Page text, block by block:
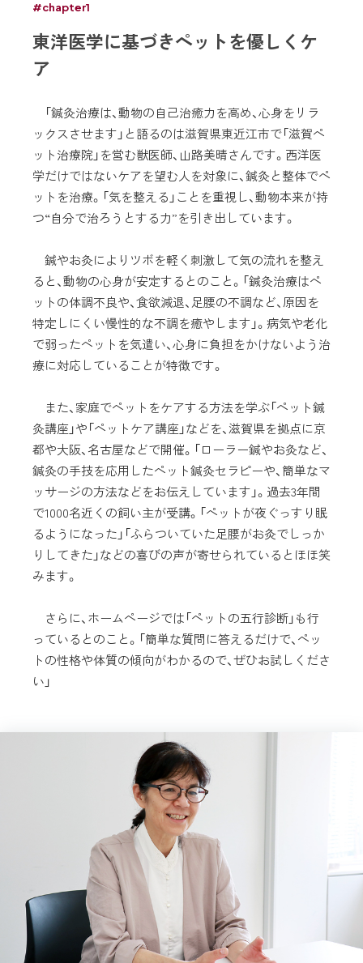
#chapter1
東洋医学に基づきペットを優しくケ
ア
「鍼灸治療は、動物の自己治癒力を高め、心身をリラ
ックスさせます」と語るのは滋賀県東近江市で「滋賀ペ
ット治療院」を営む獣医師、山路美晴さんです。西洋医
学だけではないケアを望む人を対象に、鍼灸と整体でペ
ットを治療。「気を整える」ことを重視し、動物本来が持
つ“自分で治ろうとする力”を引き出しています。
鍼やお灸によりツボを軽く刺激して気の流れを整え
ると、動物の心身が安定するとのこと。「鍼灸治療はペ
ットの体調不良や、食欲減退、足腰の不調など、原因を
特定しにくい慢性的な不調を癒やします」。病気や老化
で弱ったペットを気遣い、心身に負担をかけないよう治
療に対応していることが特徴です。
また、家庭でペットをケアする方法を学ぶ「ペット鍼
灸講座」や「ペットケア講座」などを、滋賀県を拠点に京
都や大阪、名古屋などで開催。「ローラー鍼やお灸など、
鍼灸の手技を応用したペット鍼灸セラピーや、簡単なマ
ッサージの方法などをお伝えしています」。過去3年間
で1000名近くの飼い主が受講。「ペットが夜ぐっすり眠
るようになった」「ふらついていた足腰がお灸でしっか
りしてきた」などの喜びの声が寄せられているとほほ笑
みます。
さらに、ホームページでは「ペットの五行診断」も行
っているとのこと。「簡単な質問に答えるだけで、ペッ
トの性格や体質の傾向がわかるので、ぜひお試しくださ
い」